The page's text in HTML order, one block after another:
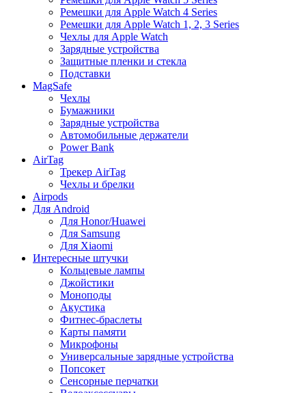
Ремешки для Apple Watch 4 Series
Ремешки для Apple Watch 1, 2, 3 Series
Чехлы для Apple Watch
Зарядные устройства
Защитные пленки и стекла
Подставки
MagSafe
Чехлы
Бумажники
Зарядные устройства
Автомобильные держатели
Power Bank
AirTag
Трекер AirTag
Чехлы и брелки
Airpods
Для Android
Для Honor/Huawei
Для Samsung
Для Xiaomi
Интересные штучки
Кольцевые лампы
Джойстики
Моноподы
Акустика
Фитнес-браслеты
Карты памяти
Микрофоны
Универсальные зарядные устройства
Попсокет
Сенсорные перчатки